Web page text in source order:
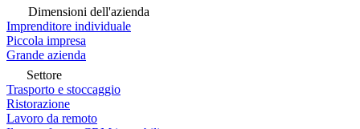
Dimensioni dell'azienda
Imprenditore individuale
Piccola impresa
Grande azienda
Settore
Trasporto e stoccaggio
Ristorazione
Lavoro da remoto